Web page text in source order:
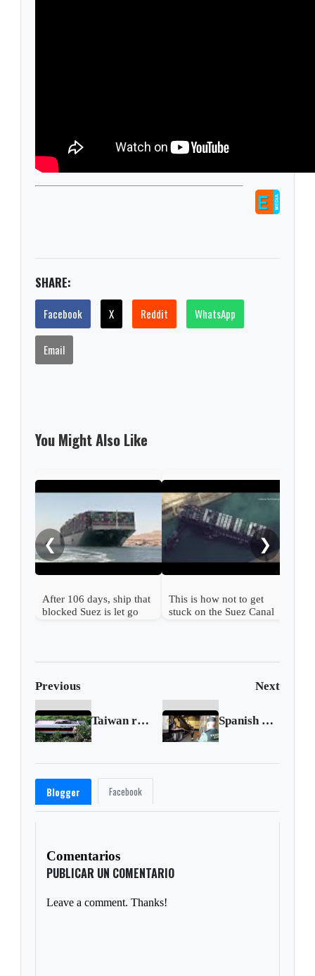
SHARE:
Facebook X Reddit WhatsApp
Email
You Might Also Like
❮
After 106 days, ship that
blocked Suez is let go
This is how not to get
stuck on the Suez Canal
❯
Previous Next
Taiwan releases train crash suspect on bond Spanish police bust 100 speedboat drug runners
Blogger Facebook
Comentarios
PUBLICAR UN COMENTARIO
Leave a comment. Thanks!